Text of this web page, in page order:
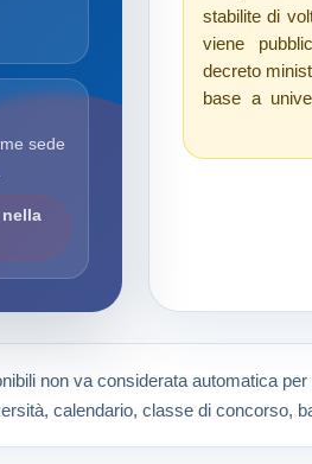
sede
stabilite di
viene
decreto
base a
non va considerata automatica
calendario, classe di concorso,